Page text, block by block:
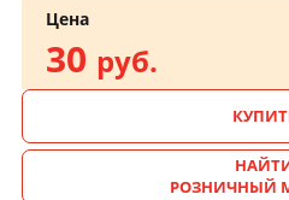
Цена
30 руб.
РОЗНИЧНЫЙ